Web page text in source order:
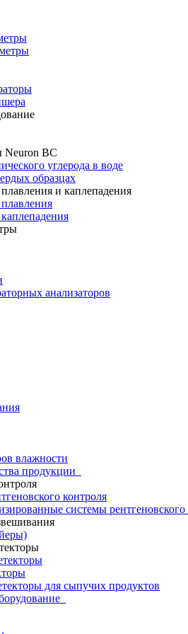
Neuron BC
углерода в воде
образцах
и каплепадения
анализаторов
влажности
продукции
контроля
системы рентгеновского
для сыпучих продуктов